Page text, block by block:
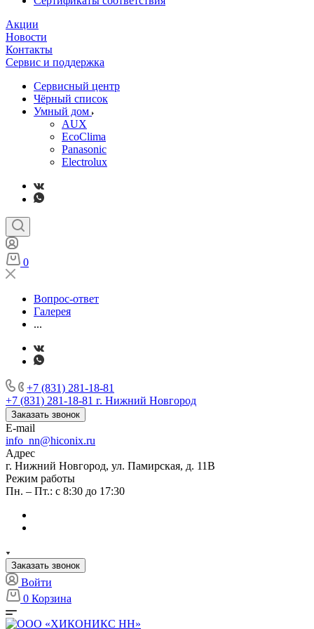
Акции
Новости
Контакты
Сервис и поддержка
Сервисный центр
Чёрный список
Умный дом
AUX
EcoClima
Panasonic
Electrolux
0
Вопрос-ответ
Галерея
...
+7 (831) 281-18-81
+7 (831) 281-18-81 г. Нижний Новгород
Заказать звонок
E-mail
info_nn@hiconix.ru
Адрес
г. Нижний Новгород, ул. Памирская, д. 11В
Режим работы
Пн. – Пт.: с 8:30 до 17:30
Заказать звонок
Войти
0 Корзина